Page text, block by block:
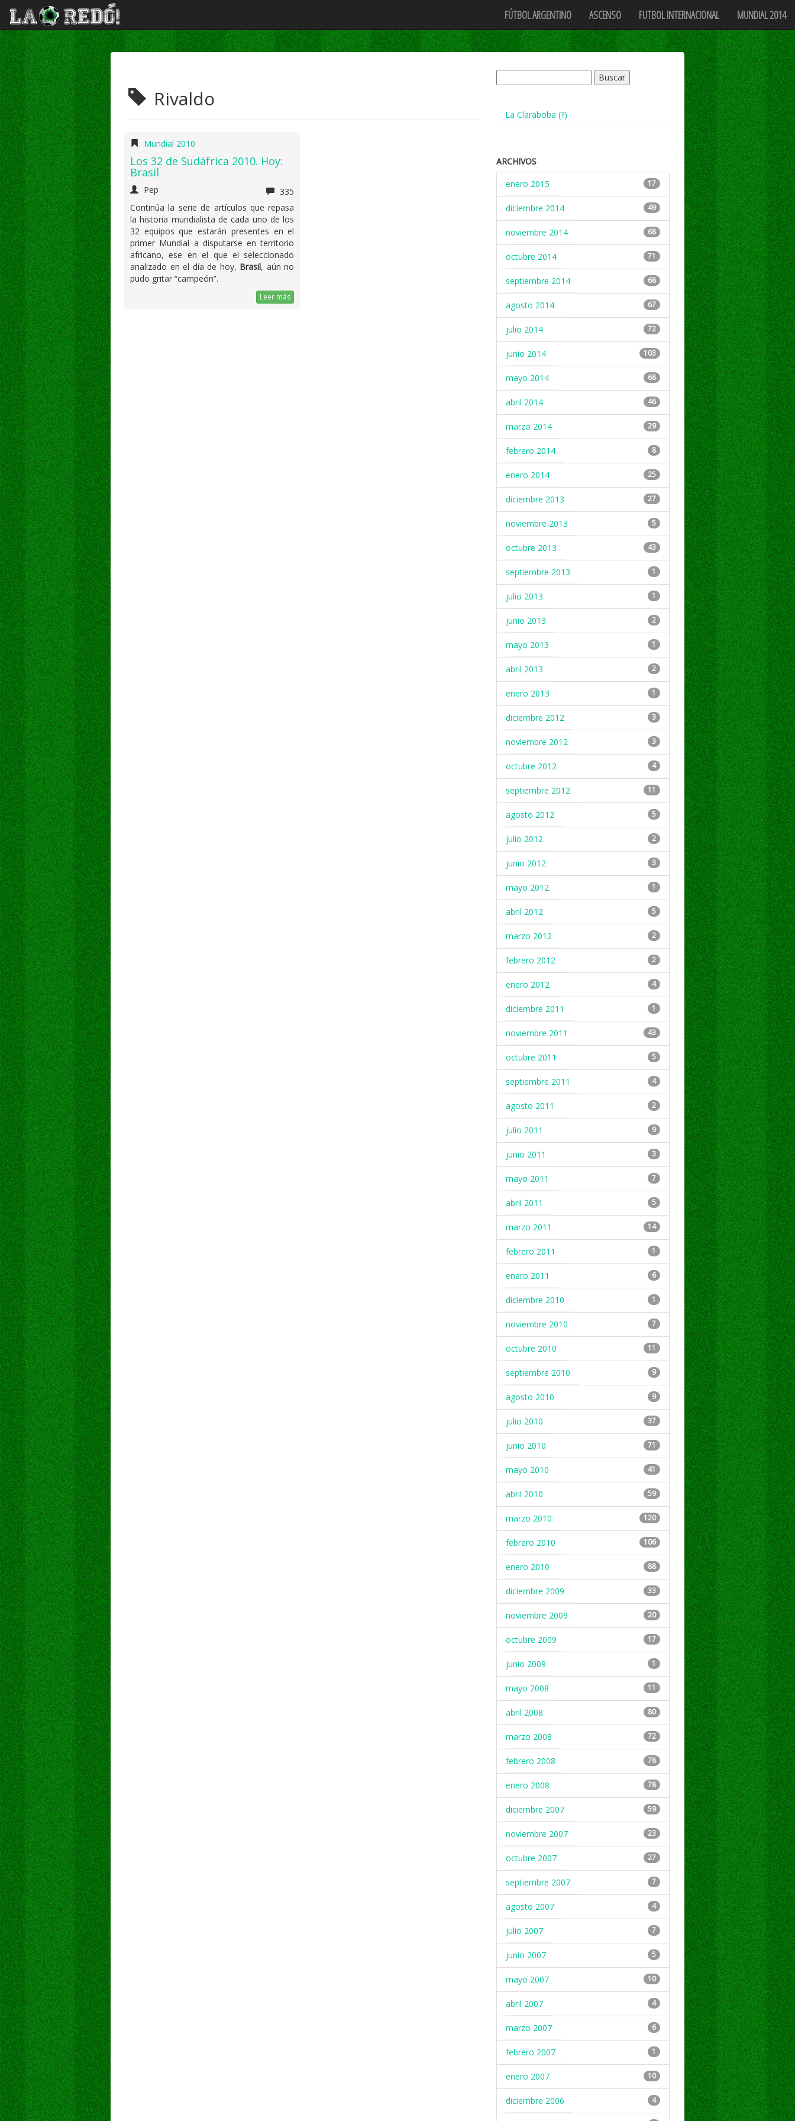
FÚTBOL ARGENTINO ASCENSO FUTBOL INTERNACIONAL MUNDIAL 2014
Rivaldo
Mundial 2010
Los 32 de Sudáfrica 2010. Hoy:
Brasil
Pep
335
Continúa la serie de artículos que repasa
la historia mundialista de cada uno de los
32 equipos que estarán presentes en el
primer Mundial a disputarse en territorio
africano, ese en el que el seleccionado
analizado en el día de hoy, Brasil, aún no
pudo gritar “campeón”.
Leer más
La Claraboba (?)
ARCHIVOS
enero 2015
17
diciembre 2014 49
noviembre 2014 68
octubre 2014 71
septiembre 2014 68
agosto 2014 67
julio 2014 72
junio 2014 103
mayo 2014 68
abril 2014 46
marzo 2014 29
febrero 2014 8
enero 2014 25
diciembre 2013 27
noviembre 2013 5
octubre 2013 43
septiembre 2013 1
julio 2013 1
junio 2013 2
mayo 2013 1
abril 2013 2
enero 2013 1
diciembre 2012 3
noviembre 2012 3
octubre 2012 4
septiembre 2012 11
agosto 2012 5
julio 2012 2
junio 2012 3
mayo 2012 1
abril 2012 5
marzo 2012 2
febrero 2012 2
enero 2012 4
diciembre 2011 1
noviembre 2011 43
octubre 2011 5
septiembre 2011 4
agosto 2011 2
julio 2011 9
junio 2011 3
mayo 2011 7
abril 2011 5
marzo 2011 14
febrero 2011 1
enero 2011 6
diciembre 2010 1
noviembre 2010 7
octubre 2010 11
septiembre 2010 9
agosto 2010 9
julio 2010 37
junio 2010 71
mayo 2010 41
abril 2010 59
marzo 2010 120
febrero 2010 106
enero 2010 88
diciembre 2009 33
noviembre 2009 20
octubre 2009 17
junio 2009 1
mayo 2008 11
abril 2008 80
marzo 2008 72
febrero 2008 78
enero 2008 78
diciembre 2007 59
noviembre 2007 23
octubre 2007 27
septiembre 2007 7
agosto 2007 4
julio 2007 7
junio 2007 5
mayo 2007 10
abril 2007 4
marzo 2007 6
febrero 2007 1
enero 2007 10
diciembre 2006 4